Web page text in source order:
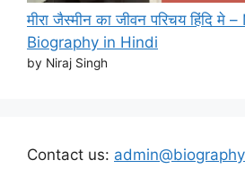
मीरा जैस्मीन का जीवन परिचय हिंदि
Biography in Hindi
by Niraj Singh
Contact us: